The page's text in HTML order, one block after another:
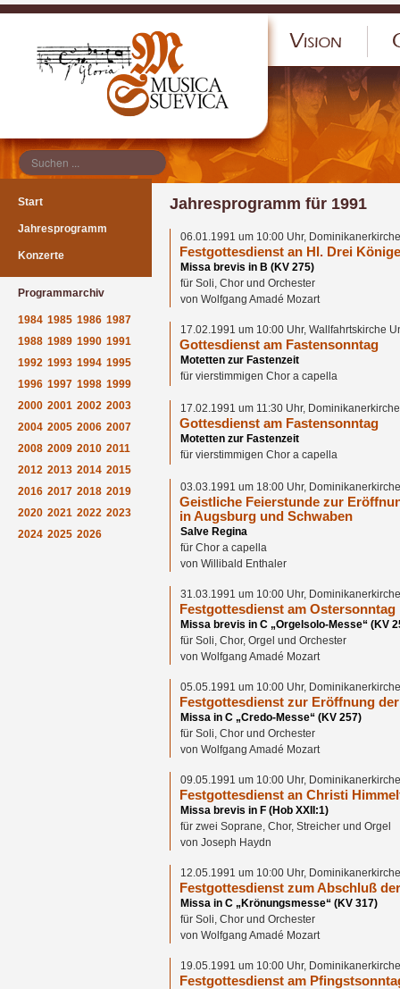
Start
Jahresprogramm
Konzerte
Programmarchiv
1984 1985 1986 1987
1988 1989 1990 1991
1992 1993 1994 1995
1996 1997 1998 1999
2000 2001 2002 2003
2004 2005 2006 2007
2008 2009 2010 2011
2012 2013 2014 2015
2016 2017 2018 2019
2020 2021 2022 2023
2024 2025 2026
Jahresprogramm für 1991
06.01.1991 um 10:00 Uhr,
Festgottesdienst an Hl. Drei Könige
Missa brevis in B (KV 275)
für Soli, Chor und Orchester
von Wolfgang Amadé Mozart
17.02.1991 um 10:00 Uhr, Wallfahrtskirche
Gottesdienst am Fastensonntag
Motetten zur Fastenzeit
für vierstimmigen Chor a capella
17.02.1991 um 11:30 Uhr,
Gottesdienst am Fastensonntag
Motetten zur Fastenzeit
für vierstimmigen Chor a capella
03.03.1991 um 18:00 Uhr,
Geistliche Feierstunde zur
in Augsburg und Schwaben
Salve Regina
für Chor a capella
von Willibald Enthaler
31.03.1991 um 10:00 Uhr,
Festgottesdienst am Ostersonntag
Missa brevis in C „Orgelsolo-Messe“ (KV
für Soli, Chor, Orgel und Orchester
von Wolfgang Amadé Mozart
05.05.1991 um 10:00 Uhr,
Festgottesdienst zur Eröffnung
Missa in C „Credo-Messe“ (KV 257)
für Soli, Chor und Orchester
von Wolfgang Amadé Mozart
09.05.1991 um 10:00 Uhr,
Festgottesdienst an Christi
Missa brevis in F (Hob XXII:1)
für zwei Soprane, Chor, Streicher und Orgel
von Joseph Haydn
12.05.1991 um 10:00 Uhr,
Festgottesdienst zum Abschluß
Missa in C „Krönungsmesse“ (KV 317)
für Soli, Chor und Orchester
von Wolfgang Amadé Mozart
19.05.1991 um 10:00 Uhr,
Festgottesdienst am